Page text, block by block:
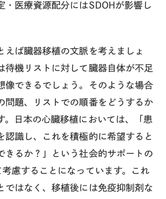
・医療資源配分には SDOH が影響し
えば臓器移植の文脈を考えましょ
待機リストに対して臓器自体が不足
像できるでしょう。そのような場合
問題、リストでの順番をどうするか
。日本の心臓移植においては、「患
認識し、これを積極的に希望すると
きるか？」という社会的サポートの
慮することになっています。これ
ではなく、移植後には免疫抑制剤な